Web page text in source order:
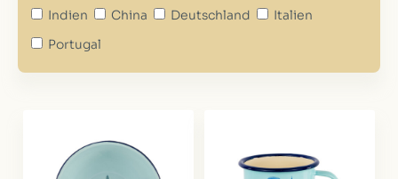
Indien China Deutschland
Italien
Portugal